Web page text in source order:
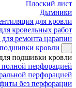
Плоский лист
Дымники
для кровли
кровельных работ
ремонта царапин
кровли
подшивки кровли
перфорацией
перфорацией
без перфорации